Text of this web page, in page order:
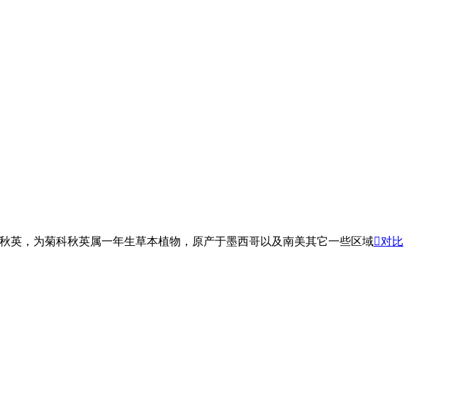
英，为菊科秋英属一年生草本植物，原产于墨西哥以及南美其它一些区域对比